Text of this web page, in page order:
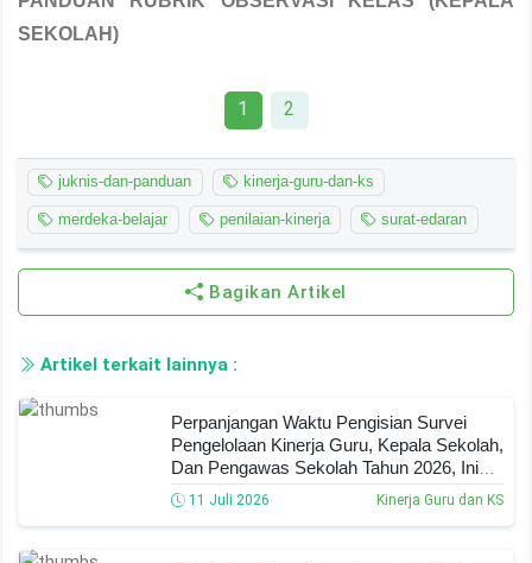
SEKOLAH)
1 2
juknis-dan-panduan kinerja-guru-dan-ks
merdeka-belajar penilaian-kinerja surat-edaran
Bagikan Artikel
Artikel terkait lainnya :
Perpanjangan Waktu Pengisian Survei
Pengelolaan Kinerja Guru, Kepala Sekolah,
Dan Pengawas Sekolah Tahun 2026, Ini
Link Resmi, Jadwal Terbaru, Dan Cara
Mengisinya!
11 Juli 2026 Kinerja Guru dan KS